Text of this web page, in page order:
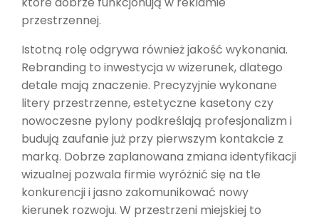
przestrzennej.
Istotną rolę odgrywa również jakość wykonania.
Rebranding to inwestycja w wizerunek, dlatego
detale mają znaczenie. Precyzyjnie wykonane
litery przestrzenne, estetyczne kasetony czy
nowoczesne pylony podkreślają profesjonalizm i
budują zaufanie już przy pierwszym kontakcie z
marką. Dobrze zaplanowana zmiana identyfikacji
wizualnej pozwala firmie wyróżnić się na tle
konkurencji i jasno zakomunikować nowy
kierunek rozwoju. W przestrzeni miejskiej to